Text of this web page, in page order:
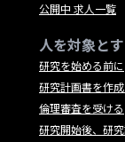
公開中 求人一覧
人を対象と
研究を始める前に
研究計画書を作
倫理審査を受ける
研究開始後、研